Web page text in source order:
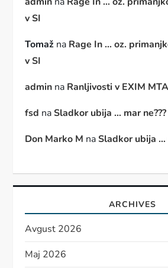
v SI
Tomaž na Rage In … oz.
v SI
admin na Ranljivosti v EXIM MTA
fsd naSladkor ubija … mar ne???
Don Marko M naSladkor ubija …
ARCHIVES
Avgust 2026
Maj 2026